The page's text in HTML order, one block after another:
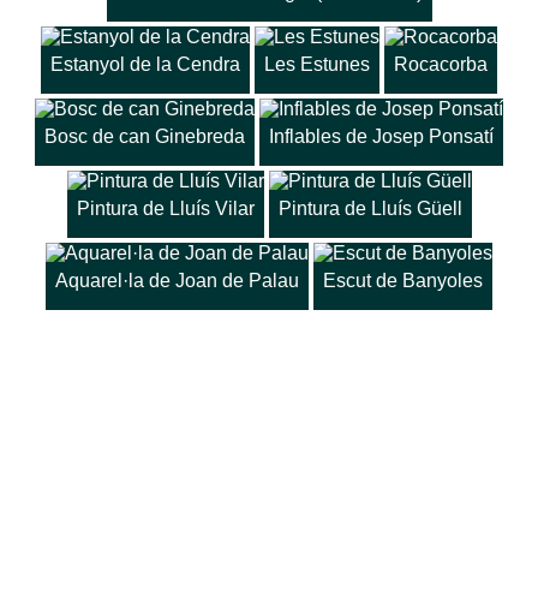
Estanyol de la Cendra Les Estunes Rocacorba
Bosc de can Ginebreda Inflables de Josep Ponsatí
Pintura de Lluís Vilar Pintura de Lluís Güell
Aquarel·la de Joan de Palau Escut de Banyoles